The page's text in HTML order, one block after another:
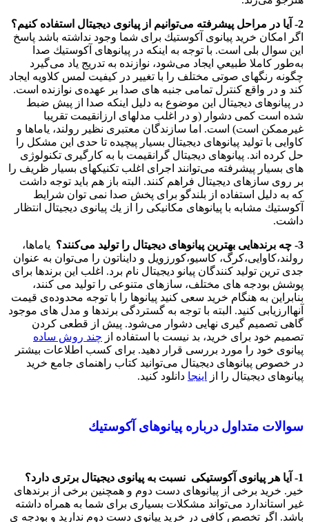
2- آیا در مراحل پیشرفته می‌توانیم از پیانوی دیجیتال استفاده كنیم؟
اگر امكان خرید پیانوی آكوستیك برای شما وجود نداشته باشد پاسخ
این سوال بلی است. با توجه به اینكه در پیانوهای آكوستیك صدا
به‌طور كاملا طبیعي ايجاد می‌شود، نوازنده به تدریج یاد می‌گیرد
چگونه رنگهای صوتی مختلف را با تغییر در كیفیت لمس كلاویه ایجاد
كند و در واقع كنترل تمامی جنبه های صدا بر عهده‌ی نوازنده است.
در پیانوهای دیجیتال این موضوع به دلیل اینكه صدا از پیش ضبط
شده است كمی دشوار (و در اغلب مدلهای ارزانقیمت تقريبا
غیرممكن است) است. اما سازندگان معتبری نظیر رولند، یاماها و
كاوایی با تولید پیانوهای دیجیتال بسیار پیچیده تا حدی این مشكل را
حل كرده اند. پیانوهای دیجیتال گرانقیمت با به كارگیری تكنولوژی
های بسیار پیشرفته می‌توانند اجرای اغلب تكنیكهای بسیار ظریف را
بر روی سازهای دیجیتال فراهم كنند. البته باز هم باید توجه داشت
كه به دلیل استفاده از بلندگو برای پخش صدا نمی توان شرایط
آكوستیك مشابه با پیانوهای مكانیكی را از یك پیانوی دیجیتال انتظار
داشت.
3- چه برندهایی بهترین پیانوهای دیجیتال را تولید می‌كنند؟
یاماها،
رولند،‌كاوایی،‌کرگ، كاسیو،كورزویل و دایناتون را می‌توان به عنوان
جدی ترین تولید كنندگان پیانو دیجیتال نام برد. اغلب این برندها برای
پوشش بودجه های مختلف، سازهای متنوعی را تولید می كنند،
بنابراین به هنگام خرید سعی كنید پیانوها را با توجه محدوده‌ی قیمت
آنهاارزیابی كنید. البته با توجه به گستردگی برندها و مدل های موجود
گاهی تصمیم گیری نهایی دشوار می‌شود. پیش از قطعی کردن
تصمیم خود برای خرید، بد نیست با استفاده از چند روش ساده
پیانوی خود را مورد بررسی قرار دهید. برای کسب اطلاعات بیشتر
در خصوص پیانوهای دیجیتال می‌توانید کتاب راهنمای جامع خرید
پیانوهای دیجیتال را از
اینجا دانلود کنید.
سوالات متداول درباره پیانوهای آكوستیك
1- آیا هر پیانوی آكوستیكی نسبت به پیانوی دیجیتال برتری دارد؟‌
خیر. خرید برخی از پیانوهای دست دوم و همچنین برخی از برندهای
غیر استاندارد می‌تواند مشكلات بسیاری برای شما به همراه داشته
باشد. اگر تخصص كافی در خرید پیانوی دست دوم ندارید و بودجه ی